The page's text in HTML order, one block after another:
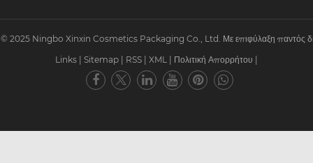
2025 Ningbo Xinxin Cosmetics Packaging Co., Ltd. Με επιφύλαξη παντός
Links
Sitemap RSS XML Πολιτική Απορρήτου